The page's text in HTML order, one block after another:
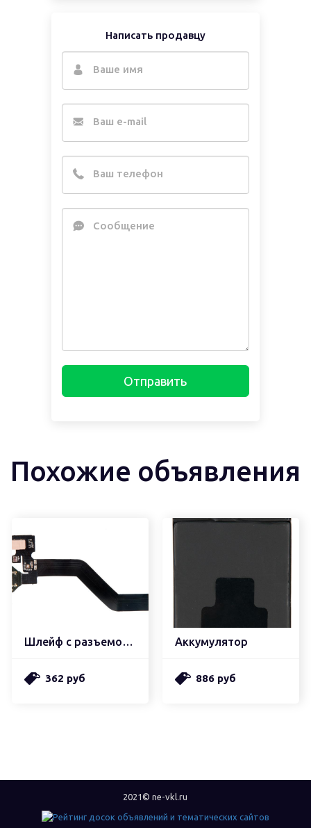
Написать продавцу
Ваше имя
Ваш e-mail
Ваш телефон
Сообщение
Отправить
Похожие объявления
Шлейф с разъемом зарядки
362 руб
Аккумулятор
886 руб
2021© ne-vkl.ru